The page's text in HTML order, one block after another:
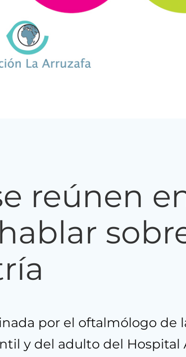
reúnen
por el oftalmólogo de
y del adulto del Hospital